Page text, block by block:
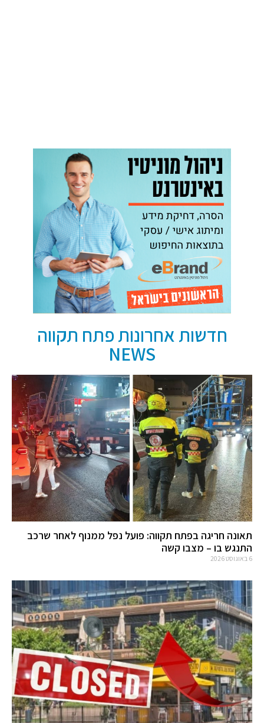
חדשות אחרונות פתח תקווה
NEWS
תאונה חריגה בפתח תקווה: פועל נפל ממנוף לאחר שרכב
התנגש בו – מצבו קשה
6 באוגוסט 2026